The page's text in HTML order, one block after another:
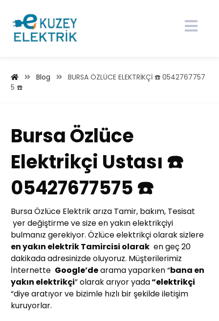
Blog
BURSA ÖZLÜCE ELEKTRİKÇİ ☎️ 0542767757
5 ☎️
Bursa Özlüce
Elektrikçi Ustası ☎️
05427677575 ☎️
Bursa Özlüce Elektrik arıza Tamir, bakım, Tesisat
yer değiştirme ve size en yakın elektrikçiyi
bulmanız gerekiyor. Özlüce elektrikçi olarak sizlere
en yakın elektrik Tamircisi olarak en geç 20
dakikada adresinizde oluyoruz. Müşterilerimiz
İnternette Google’dearama yaparken “bana en
yakın elektrikçi” olarak arıyor yada“elektrikçi
“diye aratıyor ve bizimle hızlı bir şekilde iletişim
kuruyorlar.